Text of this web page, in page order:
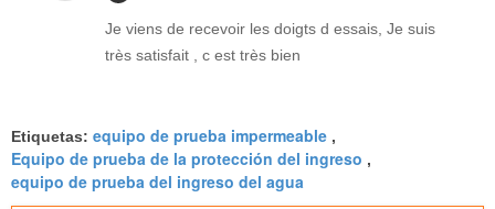
Je viens de recevoir les doigts d essais, Je suis
très satisfait , c est très bien
Etiquetas: equipo de prueba impermeable ,
Equipo de prueba de la protección del ingreso ,
equipo de prueba del ingreso del agua